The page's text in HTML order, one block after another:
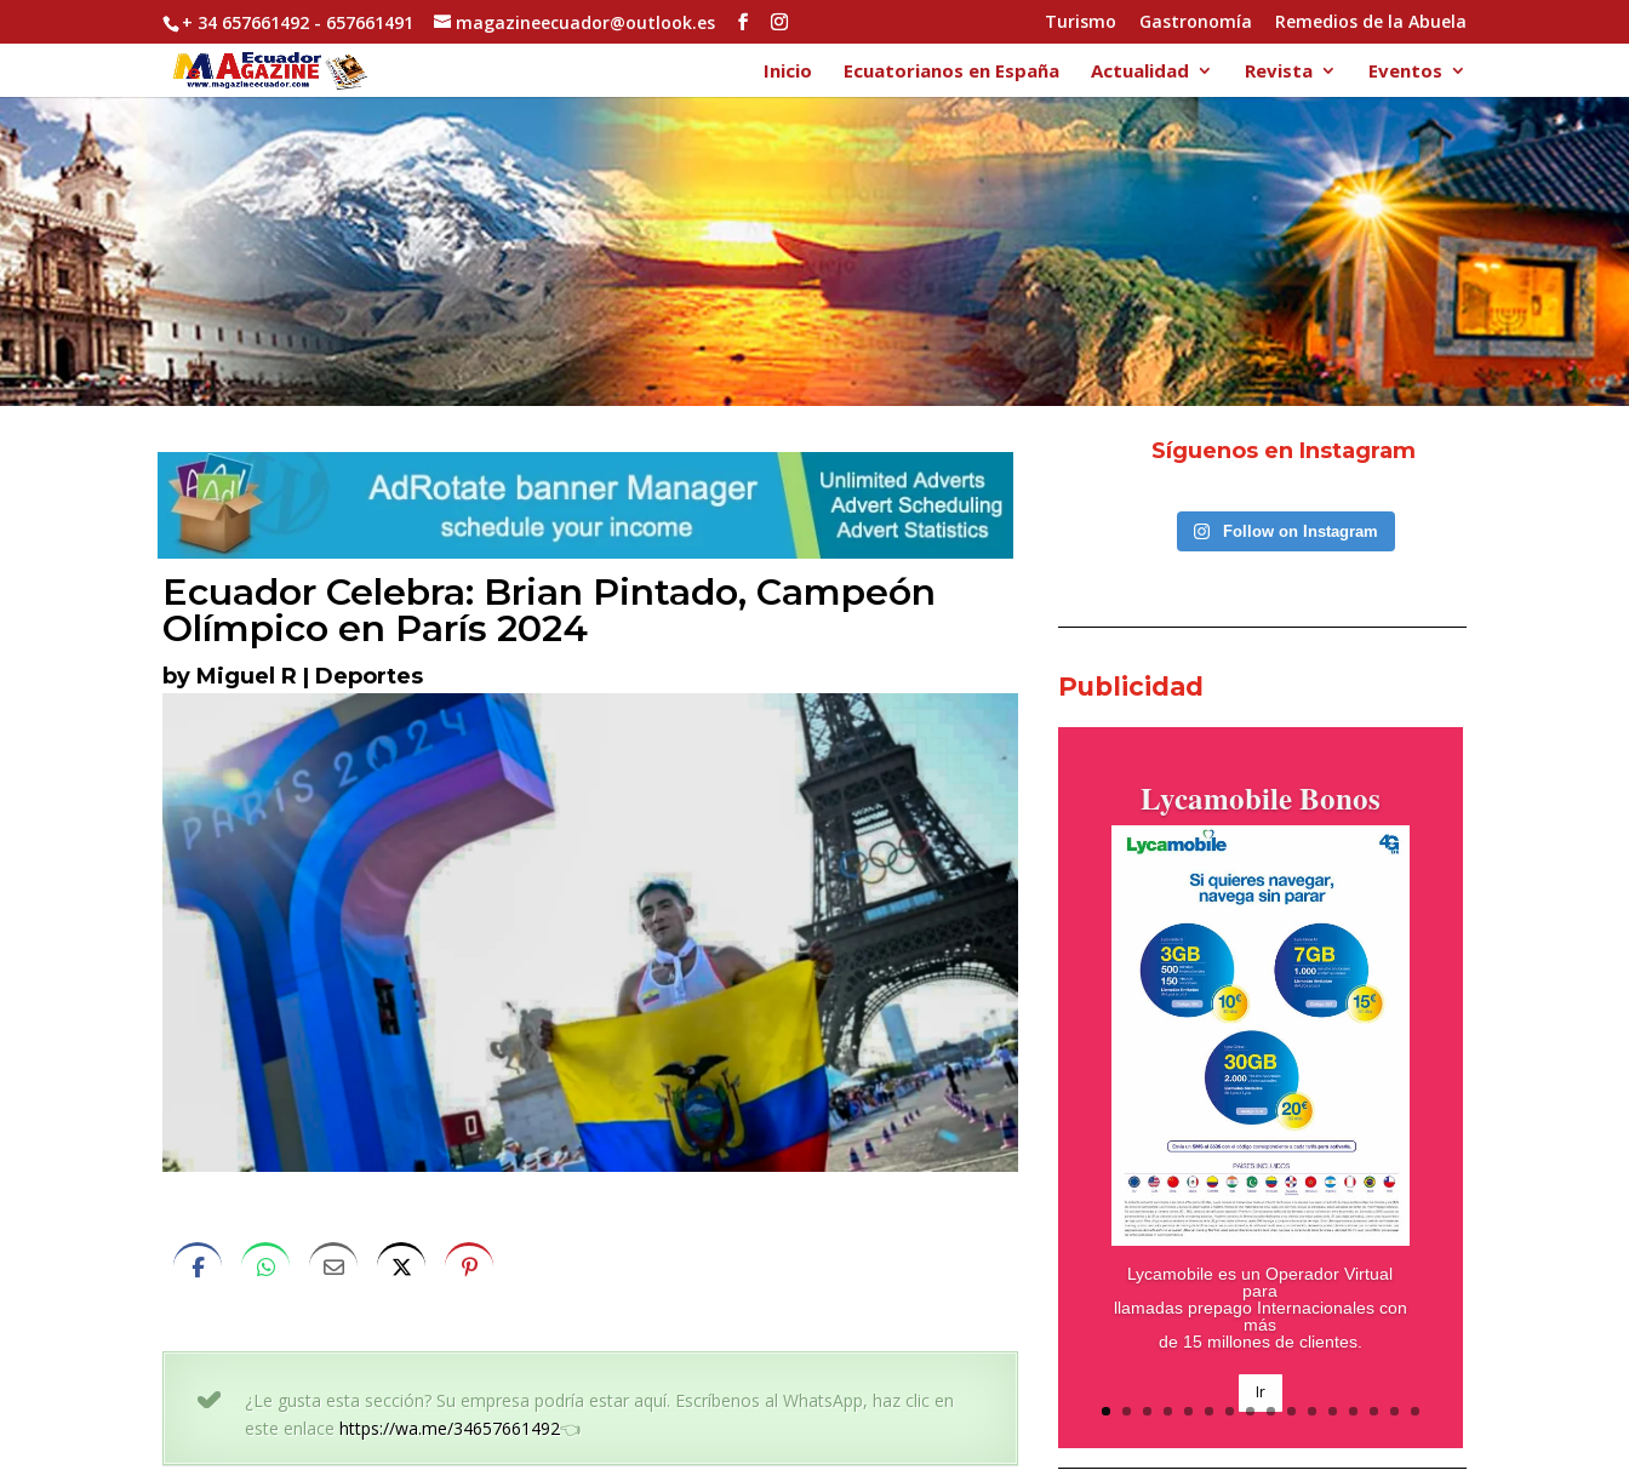
+ 34 657661492 - 657661491 magazineecuador@outlook.es Turismo Gastronomía Remedios de la Abuela
Inicio Ecuatorianos en España Actualidad Revista Eventos
Ecuador Celebra: Brian Pintado, Campeón
Olímpico en París 2024
by Miguel R | Deportes
¿Le gusta esta sección? Su empresa podría estar aquí. Escríbenos al WhatsApp, haz clic en
este enlacehttps://wa.me/34657661492👈
Síguenos en Instagram
Follow on Instagram
Publicidad
En Goya tenemos una amplísima
variedad de productos